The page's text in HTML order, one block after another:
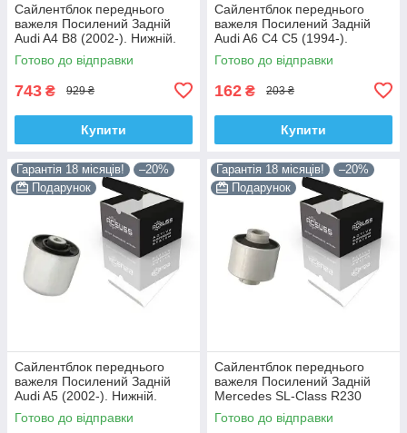
Сайлентблок переднього
важеля Посилений Задній
Audi A4 B8 (2002-). Нижній.
Корея ACSUSS! 4H0407183 ,
TD1247W , VKDS331074
Готово до відправки
743 ₴ 929 ₴
Купити
Сайлентблок переднього
важеля Посилений Задній
Audi A6 C4 C5 (1994-).
Верхній. Корея ACSUSS!
35379 , JBU138 , TD1062W
Готово до відправки
162 ₴ 203 ₴
Купити
Гарантія 18 місяців!
–20%
Подарунок
Сайлентблок переднього
важеля Посилений Задній
Audi A5 (2002-). Нижній.
Корея ACSUSS! 4H0407183 ,
TD1247W , VKDS331074
Готово до відправки
Гарантія 18 місяців!
–20%
Подарунок
Сайлентблок переднього
важеля Посилений Задній
Mercedes SL-Class R230
(2006-). Корея ACSUSS!
28744 , TD4208W ,
Готово до відправки